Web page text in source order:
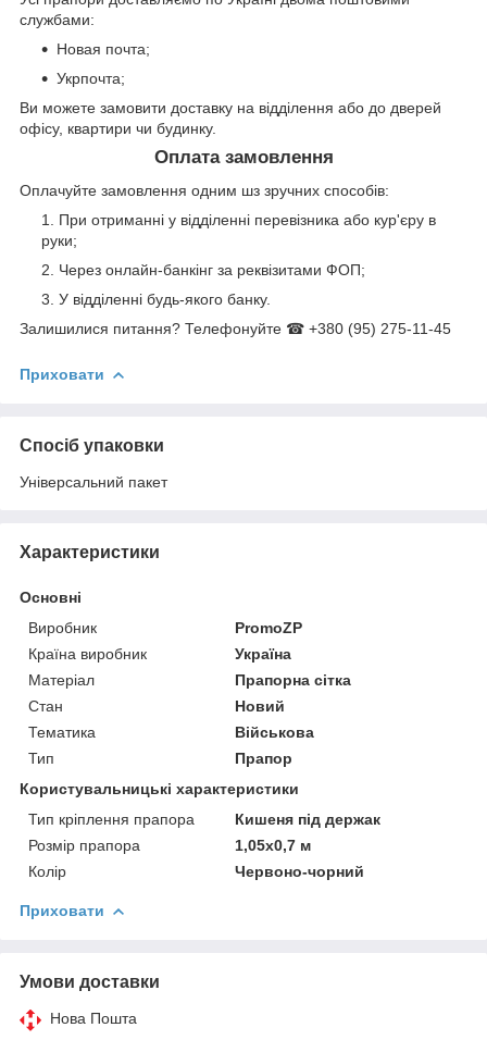
службами:
Новая почта;
Укрпочта;
Ви можете замовити доставку на відділення або до дверей
офісу, квартири чи будинку.
Оплата замовлення
Оплачуйте замовлення одним шз зручних способів:
При отриманні у відділенні перевізника або кур'єру в
руки;
Через онлайн-банкінг за реквізитами ФОП;
У відділенні будь-якого банку.
Залишилися питання? Телефонуйте ☎ +380 (95) 275-11-45
Приховати
Спосіб упаковки
Універсальний пакет
Характеристики
Основні
Виробник
PromoZP
Країна виробник
Україна
Матеріал
Прапорна сітка
Стан
Новий
Тематика
Військова
Тип
Прапор
Користувальницькі характеристики
Тип кріплення прапора
Кишеня під держак
Розмір прапора
1,05х0,7 м
Колір
Червоно-чорний
Приховати
Умови доставки
Нова Пошта